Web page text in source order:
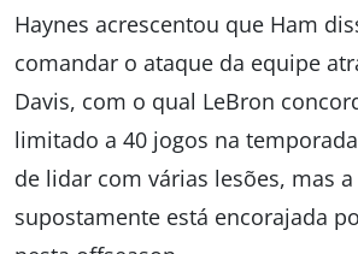
Haynes acrescentou que Ham
comandar o ataque da equipe
Davis, com o qual LeBron
limitado a 40 jogos na
de lidar com várias lesões, mas
supostamente está encorajada